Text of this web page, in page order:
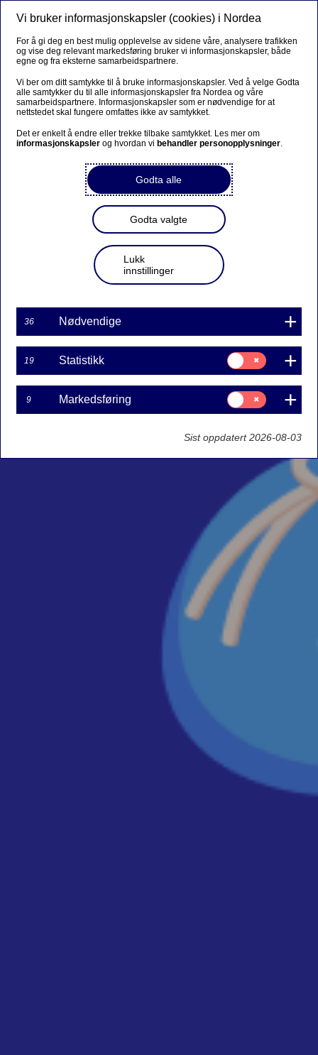
Vi bruker informasjonskapsler (cookies) i Nordea
For å gi deg en best mulig opplevelse av sidene våre, analysere trafikken
og vise deg relevant markedsføring bruker vi informasjonskapsler, både
egne og fra eksterne samarbeidspartnere.
Vi ber om ditt samtykke til å bruke informasjonskapsler. Ved å velge Godta
alle samtykker du til alle informasjonskapsler fra Nordea og våre
samarbeidspartnere. Informasjonskapsler som er nødvendige for at
nettstedet skal fungere omfattes ikke av samtykket.
Det er enkelt å endre eller trekke tilbake samtykket. Les mer om
informasjonskapsler og hvordan vi behandler personopplysninger.
Godta alle
Godta valgte
Lukk
innstillinger
36 Nødvendige
19 Statistikk
Samtykke
til:
Statistikk
9 Markedsføring
Samtykke
til:
Markedsføring
Sist oppdatert 2026-08-03